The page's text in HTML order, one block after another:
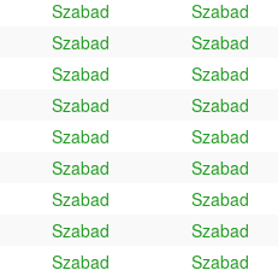
Szabad Szabad
Szabad Szabad
Szabad Szabad
Szabad Szabad
Szabad Szabad
Szabad Szabad
Szabad Szabad
Szabad Szabad
Szabad Szabad